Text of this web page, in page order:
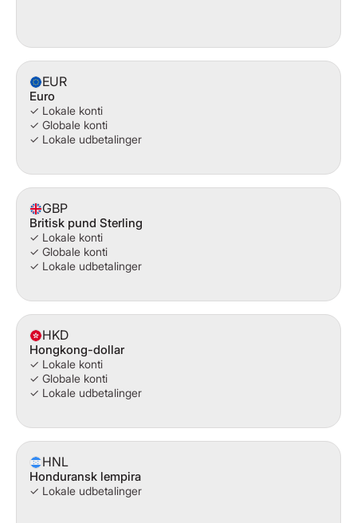
EUR
Euro
✓ Lokale konti
✓ Globale konti
✓ Lokale udbetalinger
GBP
Britisk pund Sterling
✓ Lokale konti
✓ Globale konti
✓ Lokale udbetalinger
HKD
Hongkong-dollar
✓ Lokale konti
✓ Globale konti
✓ Lokale udbetalinger
HNL
Honduransk lempira
✓ Lokale udbetalinger